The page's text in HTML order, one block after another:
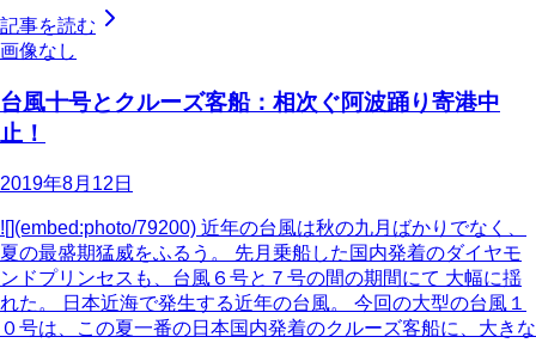
記事を読む
画像なし
台風十号とクルーズ客船：相次ぐ阿波踊り寄港中
止！
2019年8月12日
![](embed:photo/79200) 近年の台風は秋の九月ばかりでなく、
夏の最盛期猛威をふるう。 先月乗船した国内発着のダイヤモ
ンドプリンセスも、台風６号と７号の間の期間にて 大幅に揺
れた。 日本近海で発生する近年の台風。 今回の大型の台風１
０号は、この夏一番の日本国内発着のクルーズ客船に、大きな